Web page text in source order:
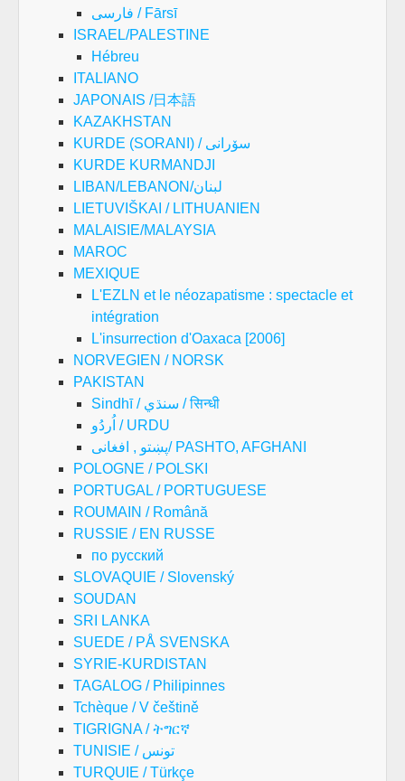
فارسی / Fārsī
ISRAEL/PALESTINE
Hébreu
ITALIANO
JAPONAIS /日本語
KAZAKHSTAN
KURDE (SORANI) / سۆرانی
KURDE KURMANDJI
LIBAN/LEBANON/لبنان
LIETUVIŠKAI / LITHUANIEN
MALAISIE/MALAYSIA
MAROC
MEXIQUE
L'EZLN et le néozapatisme : spectacle et
intégration
L'insurrection d'Oaxaca [2006]
NORVEGIEN / NORSK
PAKISTAN
Sindhī / سنڌي / सिन्धी
اُردُو / URDU
پښتو , افغانی/ PASHTO, AFGHANI
POLOGNE / POLSKI
PORTUGAL / PORTUGUESE
ROUMAIN / Română
RUSSIE / EN RUSSE
по русский
SLOVAQUIE / Slovenský
SOUDAN
SRI LANKA
SUEDE / PÅ SVENSKA
SYRIE-KURDISTAN
TAGALOG / Philipinnes
Tchèque / V češtině
TIGRIGNA / ትግርኛ
TUNISIE / تونس
TURQUIE / Türkçe